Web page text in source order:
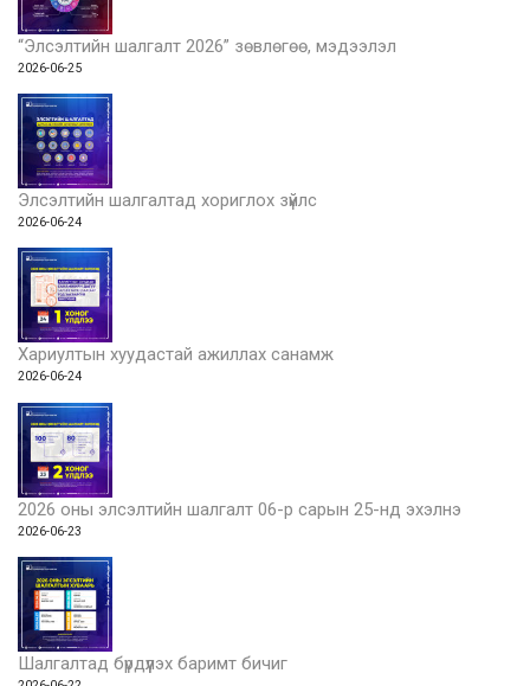
“Элсэлтийн шалгалт 2026” зөвлөгөө, мэдээлэл
2026-06-25
Элсэлтийн шалгалтад хориглох зүйлс
2026-06-24
Хариултын хуудастай ажиллах санамж
2026-06-24
2026 оны элсэлтийн шалгалт 06-р сарын 25-нд эхэлнэ
2026-06-23
Шалгалтад бүрдүүлэх баримт бичиг